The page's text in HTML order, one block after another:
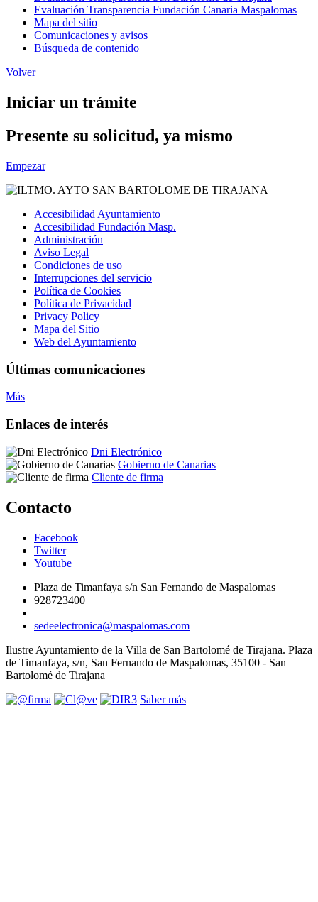
Evaluación Transparencia Fundación Canaria Maspalomas
Mapa del sitio
Comunicaciones y avisos
Búsqueda de contenido
Volver
Iniciar un trámite
Presente su solicitud, ya mismo
Empezar
Accesibilidad Ayuntamiento
Accesibilidad Fundación Masp.
Administración
Aviso Legal
Condiciones de uso
Interrupciones del servicio
Política de Cookies
Política de Privacidad
Privacy Policy
Mapa del Sitio
Web del Ayuntamiento
Últimas comunicaciones
Más
Enlaces de interés
Dni Electrónico
Gobierno de Canarias
Cliente de firma
Contacto
Facebook
Twitter
Youtube
Plaza de Timanfaya s/n San Fernando de Maspalomas
928723400
sedeelectronica@maspalomas.com
Ilustre Ayuntamiento de la Villa de San Bartolomé de Tirajana. Plaza
de Timanfaya, s/n, San Fernando de Maspalomas, 35100 - San
Bartolomé de Tirajana
Saber más